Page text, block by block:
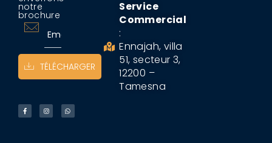
notre
brochure
TÉLÉCHARGER
Service
Commercial
:
Ennajah, villa
51, secteur 3,
12200 –
Tamesna